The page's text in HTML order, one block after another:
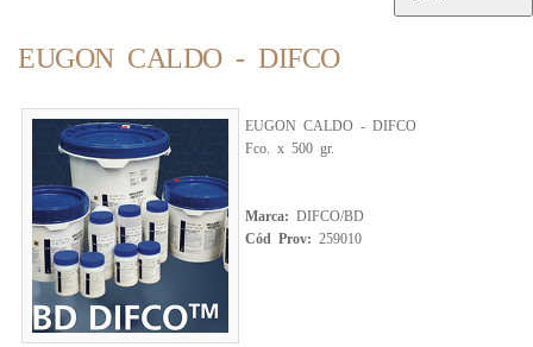
EUGON CALDO - DIFCO
EUGON CALDO - DIFCO
Fco. x 500 gr.
Marca: DIFCO/BD
Cód Prov: 259010